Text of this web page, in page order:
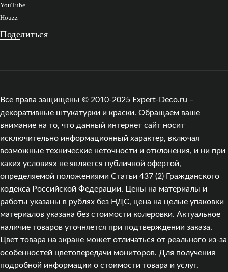
YouTube
Houzz
Поделиться
Все права защищены © 2010-2025 Expert-Deco.ru –
декоративные штукатурки и краски. Обращаем ваше
внимание на то, что данный интернет сайт носит
исключительно информационный характер, включая
возможные технические неточности и отклонения, и ни при
каких условиях не является публичной офертой,
определяемой положениями Статьи 437 (2) Гражданского
кодекса Российской Федерации. Цены на материалы и
работы указаны в рублях без НДС, цена на целые упаковки
материалов указана без стоимости колеровки. Актуальное
наличие товаров уточняется при подтверждении заказа.
Цвет товара на экране может отличаться от реального из‑за
особенностей цветопередачи мониторов. Для получения
подробной информации о стоимости товара и услуг,